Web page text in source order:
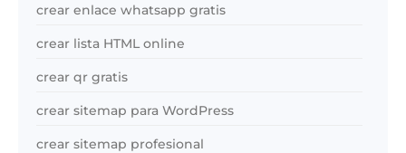
crear enlace whatsapp gratis
crear lista HTML online
crear qr gratis
crear sitemap para WordPress
crear sitemap profesional